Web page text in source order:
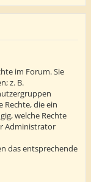
im Forum. Sie
z. B.
Rechte, die ein
welche Rechte
Administrator
das entsprechende